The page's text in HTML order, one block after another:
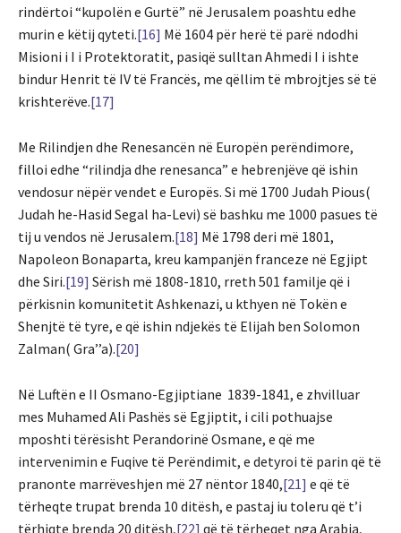
rindërtoi “kupolën e Gurtë” në Jerusalem poashtu edhe
murin e këtij qyteti.[16] Më 1604 për herë të parë ndodhi
Misioni i I i Protektoratit, pasiqë sulltan Ahmedi I i ishte
bindur Henrit të IV të Francës, me qëllim të mbrojtjes së të
krishterëve.[17]
Me Rilindjen dhe Renesancën në Europën perëndimore,
filloi edhe “rilindja dhe renesanca” e hebrenjëve që ishin
vendosur nëpër vendet e Europës. Si më 1700 Judah Pious(
Judah he-Hasid Segal ha-Levi) së bashku me 1000 pasues të
tij u vendos në Jerusalem.[18] Më 1798 deri më 1801,
Napoleon Bonaparta, kreu kampanjën franceze në Egjipt
dhe Siri.[19] Sërish më 1808-1810, rreth 501 familje që i
përkisnin komunitetit Ashkenazi, u kthyen në Tokën e
Shenjtë të tyre, e që ishin ndjekës të Elijah ben Solomon
Zalman( Gra’’a).[20]
Në Luftën e II Osmano-Egjiptiane 1839-1841, e zhvilluar
mes Muhamed Ali Pashës së Egjiptit, i cili pothuajse
mposhti tërësisht Perandorinë Osmane, e që me
intervenimin e Fuqive të Perëndimit, e detyroi të parin që të
pranonte marrëveshjen më 27 nëntor 1840,[21] e që të
tërheqte trupat brenda 10 ditësh, e pastaj iu toleru që t’i
tërhiqte brenda 20 ditësh,[22] që të tërheqet nga Arabia,